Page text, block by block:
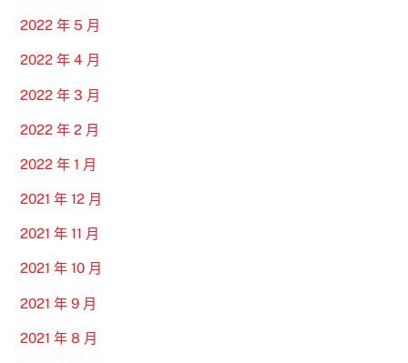
2022 年 5 月
2022 年 4 月
2022 年 3 月
2022 年 2 月
2022 年 1 月
2021 年 12 月
2021 年 11 月
2021 年 10 月
2021 年 9 月
2021 年 8 月